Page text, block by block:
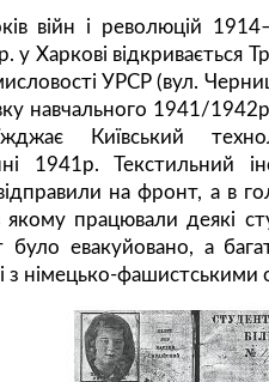
війн і революцій
у Харкові
УРСР (вул.
навчального 1941/
Київський
1941р. Текстильний
відправили на фронт, а в
працювали деякі
було евакуйовано, а
з німецько-фашистськими